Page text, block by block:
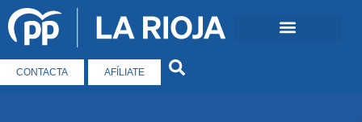
CONTACTA AFÍLIATE